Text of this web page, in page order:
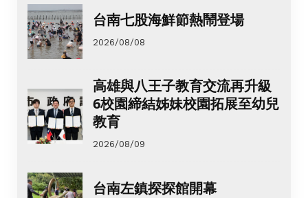
台南七股海鮮節熱鬧登場
2026/08/08
高雄與八王子教育交流再升級
6校園締結姊妹校園拓展至幼兒
教育
2026/08/09
台南左鎮探探館開幕